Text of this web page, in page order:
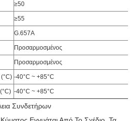
≥50
≥55
G.657A
Προσαρμοσμένος
Προσαρμοσμένος
-40°C ~ +85°C
-40°C ~ +85°C
Συνδετήρων